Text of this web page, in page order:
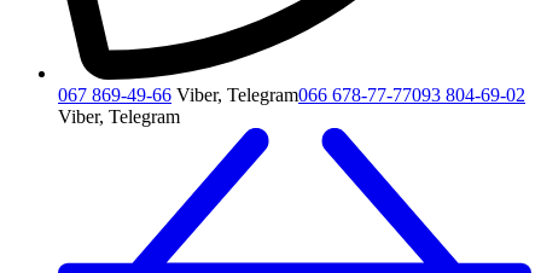
067 869-49-66 Viber, Telegram066 678-77-77093 804-69-02
Viber, Telegram